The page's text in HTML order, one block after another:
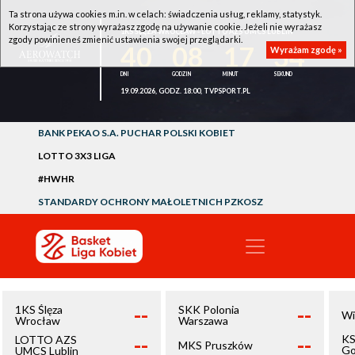
1KS ŚLĘZA WROCŁAW - LOTTO AZS UMCS LUBLIN
34
19.09.2026, GODZ. 18:00, TVPSPORT.PL
BANK PEKAO S.A. PUCHAR POLSKI KOBIET
LOTTO 3X3 LIGA
#HWHR
STANDARDY OCHRONY MAŁOLETNICH PZKOSZ
1KS Ślęza
Wrocław
--
LOTTO AZS
UMCS Lublin
--
SKK Polonia
Warszawa
--
MKS Pruszków --
Ta strona używa cookies m.in. w celach: świadczenia usług, reklamy, statystyk.
Korzystając ze strony wyrażasz zgodę na używanie cookie. Jeżeli nie wyrażasz
zgody powinieneś zmienić ustawienia swojej przeglądarki.
Wyrażam zgodę »